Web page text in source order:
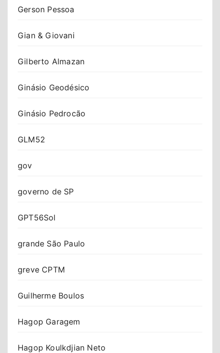
Gerson Pessoa
Gian & Giovani
Gilberto Almazan
Ginásio Geodésico
Ginásio Pedrocão
GLM52
gov
governo de SP
GPT56Sol
grande São Paulo
greve CPTM
Guilherme Boulos
Hagop Garagem
Hagop Koulkdjian Neto